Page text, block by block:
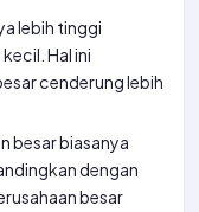
lebih tinggi
Hal ini
cenderung lebih
besar biasanya
dengan
besar